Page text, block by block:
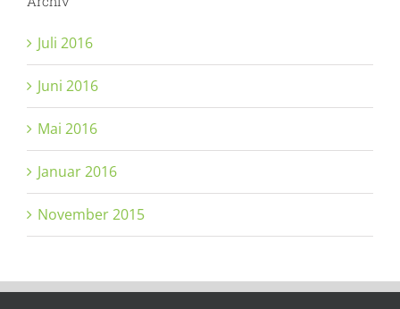
Juli 2016
Juni 2016
Mai 2016
Januar 2016
November 2015